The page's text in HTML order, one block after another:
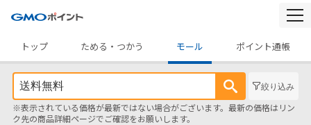
トップ
ためる・つかう モール ポイント通帳
絞り込み
※表示されている価格が最新ではない場合がございます。最新の価格はリン
ク先の商品詳細ページでご確認をお願いします。